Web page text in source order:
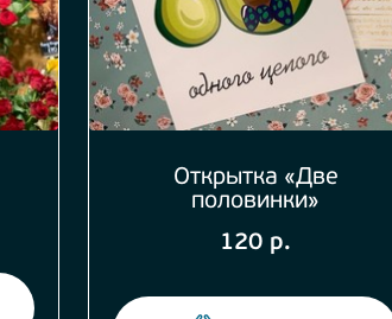
Открытка «Две
половинки»
120 р.